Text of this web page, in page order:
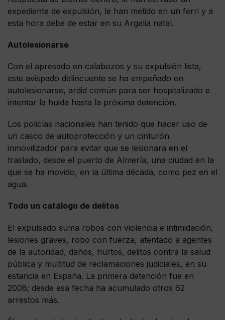
expediente de expulsión, le han metido en un ferri y a
esta hora debe de estar en su Argelia natal.
Autolesionarse
Con el apresado en calabozos y su expulsión lista,
este avispado delincuente se ha empeñado en
autolesionarse, ardid común para ser hospitalizado e
intentar la huida hasta la próxima detención.
Los policías nacionales han tenido que hacer uso de
un casco de autoprotección y un cinturón
inmovilizador para evitar que se lesionara en el
traslado, desde el puerto de Almería, una ciudad en la
que se ha movido, en la última década, como pez en el
agua.
Todo un catálogo de delitos
El expulsado suma robos con violencia e intimidación,
lesiones graves, robo con fuerza, atentado a agentes
de la autoridad, daños, hurtos, delitos contra la salud
pública y multitud de reclamaciones judiciales, en su
estancia en España. La primera detención fue en
2008; desde esa fecha ha acumulado otros 62
arrestos más.